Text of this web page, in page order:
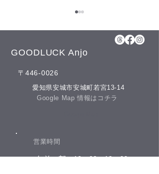
ナツツバキ
GOODLUCK Anjo
​〒446-0026
​愛知県安城市安城町若宮13-14
​Google Map 情報はコチラ
​営業時間
​午前の部 10：00－12：00